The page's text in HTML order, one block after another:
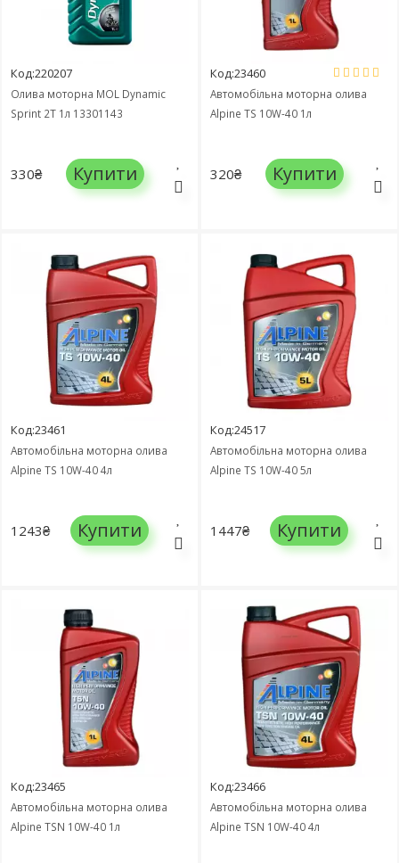
Код:220207
Олива моторна MOL Dynamic
Sprint 2T 1л 13301143
330₴ Купити
Код:23460
Автомобільна моторна олива
Alpine TS 10W-40 1л
320₴ Купити
Код:23461
Автомобільна моторна олива
Alpine TS 10W-40 4л
1243₴ Купити
Код:24517
Автомобільна моторна олива
Alpine TS 10W-40 5л
1447₴ Купити
Код:23465
Автомобільна моторна олива
Alpine TSN 10W-40 1л
Код:23466
Автомобільна моторна олива
Alpine TSN 10W-40 4л